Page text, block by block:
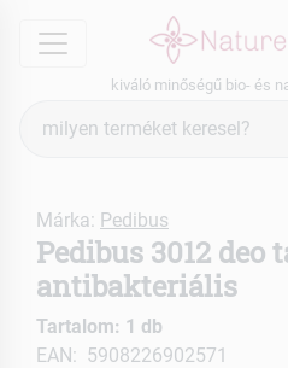
menu
kiváló minőségű bio- és
keresés
Márka: Pedibus
Pedibus 3012 deo
antibakteriális
Tartalom: 1 db
EAN: 5908226902571